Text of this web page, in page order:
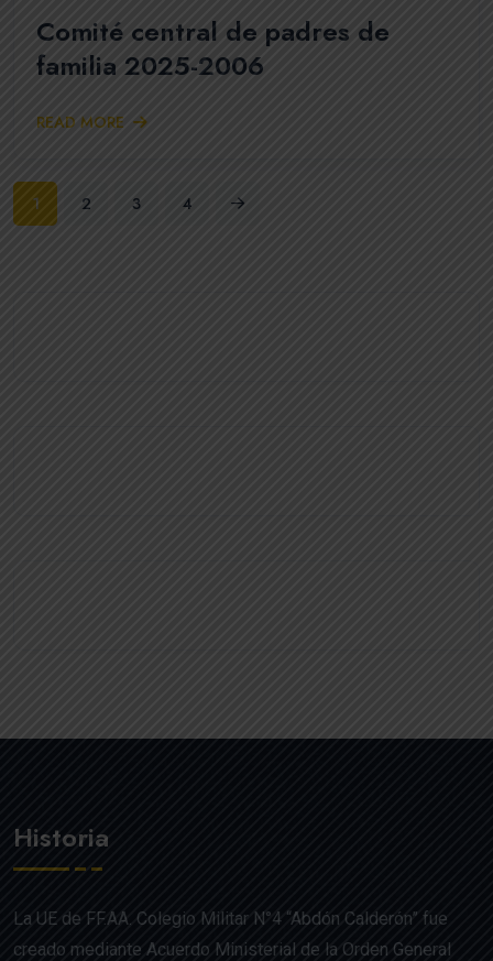
Comité central de padres de
familia 2025-2006
READ MORE
1 2 3 4
Historia
La UE de FF.AA. Colegio Militar N°4 “Abdón Calderón” fue
creado mediante Acuerdo Ministerial de la Orden General